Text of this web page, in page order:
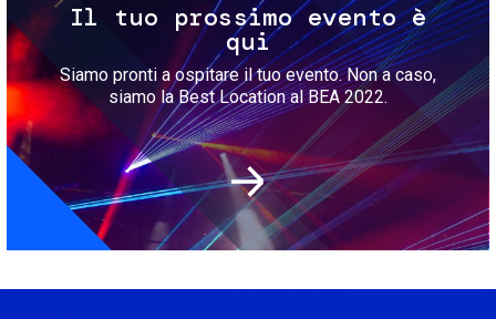
Il tuo prossimo evento è
qui
Siamo pronti a ospitare il tuo evento. Non a caso,
siamo la Best Location al BEA 2022.